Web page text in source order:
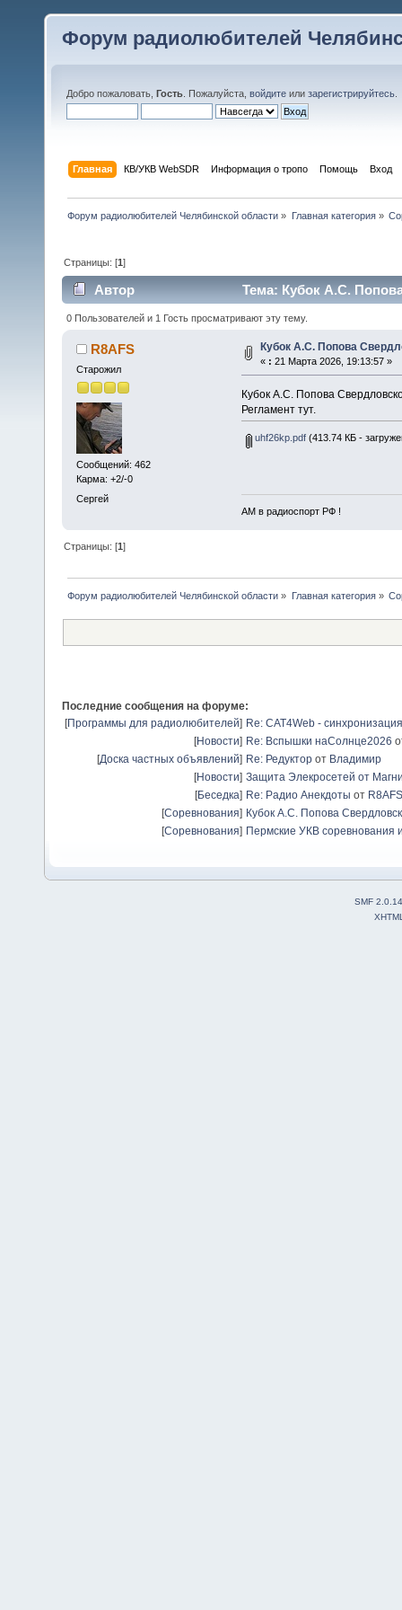
Форум радиолюбителей
Добро пожаловать, Гость . Пожалуйста, войдите или зарегистрируйтесь
Главная КВ/УКВ WebSDR Информация о тропо Помощь Вход
Форум радиолюбителей Челябинской области » Главная категория»
Страницы: [1]
Автор Тема: Кубок А.С.
0 Пользователей и 1 Гость просматривают эту тему.
R8AFS
Старожил
Сообщений: 462
Карма: +2/-0
Сергей
Кубок А.С. Попова
« : 21 Марта 2026, 19:13:57 »
Кубок А.С. Попова
Регламент тут.
uhf26kp.pdf(413.74 КБ -
АМ в радиоспорт РФ !
Страницы: [1]
Форум радиолюбителей Челябинской области » Главная категория»
Последние сообщения на форуме:
[Программы для радиолюбителей] Re: CAT4Web -
[Новости] Re: Вспышки наСолнце2026
[Доска частных объявлений] Re: Редуктор от Владимир
[Новости] Защита Элекросетей от
[Беседка] Re: Радио Анекдоты от R8AFS
[Соревнования] Кубок А.С. Попова
[Соревнования] Пермские УКВ соревнования
SMF 2.0.14